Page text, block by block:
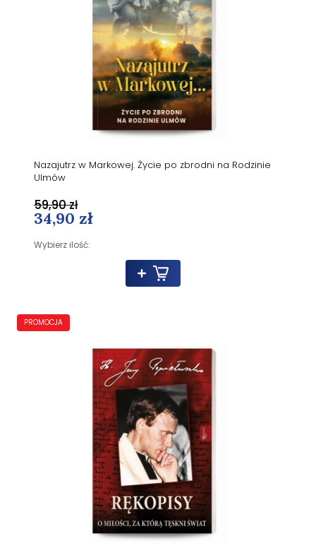
Nazajutrz w Markowej. Życie po zbrodni na Rodzinie
Ulmów
34,90 zł
Wybierz ilość:
59,90 zł
PROMOCJA